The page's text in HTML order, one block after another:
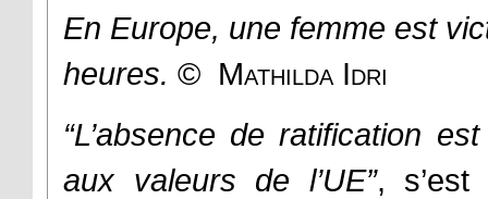
En Europe, une femme est
heures. © Mathilda Idri
“L’absence de ratification
aux valeurs de l’UE”, s’est